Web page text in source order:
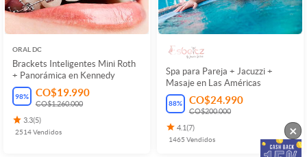
ORAL DC
Brackets Inteligentes Mini Roth
+ Panorámica en Kennedy
98% CO$19.990
CO$1.260.000
3.3(5)
2514Vendidos
Spa para Pareja + Jacuzzi +
Masaje en Las Américas
88% CO$24.990
CO$200.000
4.1(7)
1465 Vendidos
×